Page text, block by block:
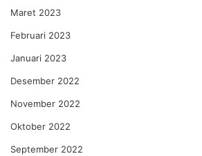
Maret 2023
Februari 2023
Januari 2023
Desember 2022
November 2022
Oktober 2022
September 2022